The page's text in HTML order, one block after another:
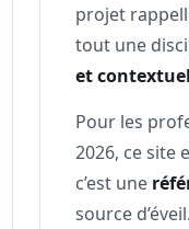
projet
tout une
et
Pour les
2026, ce site
c’est une
source